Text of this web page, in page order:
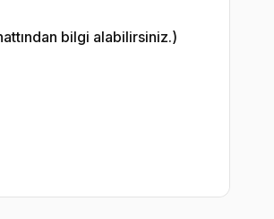
bilgi alabilirsiniz.)